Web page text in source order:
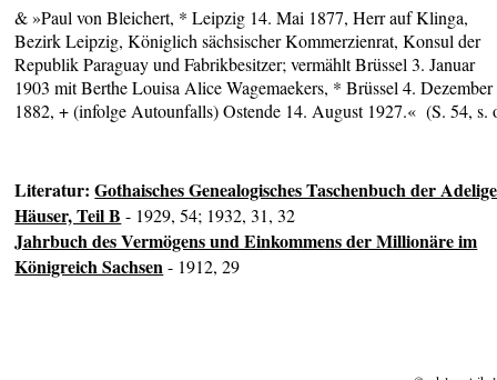
& »Paul von Bleichert, * Leipzig 14. Mai 1877, Herr auf Klinga,
Bezirk Leipzig, Königlich sächsischer Kommerzienrat, Konsul der
Republik Paraguay und Fabrikbesitzer; vermählt Brüssel 3. Januar
1903 mit Berthe Louisa Alice Wagemaekers, * Brüssel 4. Dezember
1882, + (infolge Autounfalls) Ostende 14. August 1927.« (S. 54, s.
Literatur:Gothaisches Genealogisches Taschenbuch der
Häuser, Teil B - 1929, 54; 1932, 31, 32
Jahrbuch des Vermögens und Einkommens der Millionäre im
Königreich Sachsen- 1912, 29